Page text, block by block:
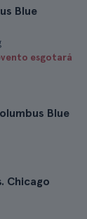
Blue
esgotará
Blue
Chicago